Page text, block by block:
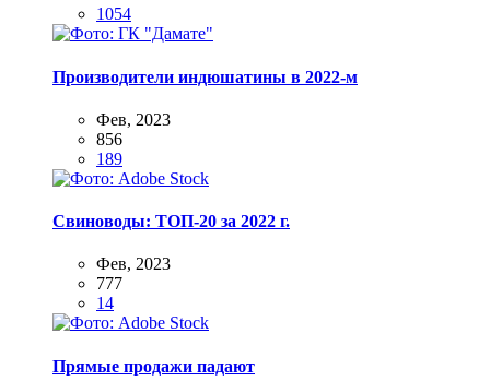
1054
Производители индюшатины в 2022-м
Фев, 2023
856
189
Свиноводы: ТОП-20 за 2022 г.
Фев, 2023
777
14
Прямые продажи падают